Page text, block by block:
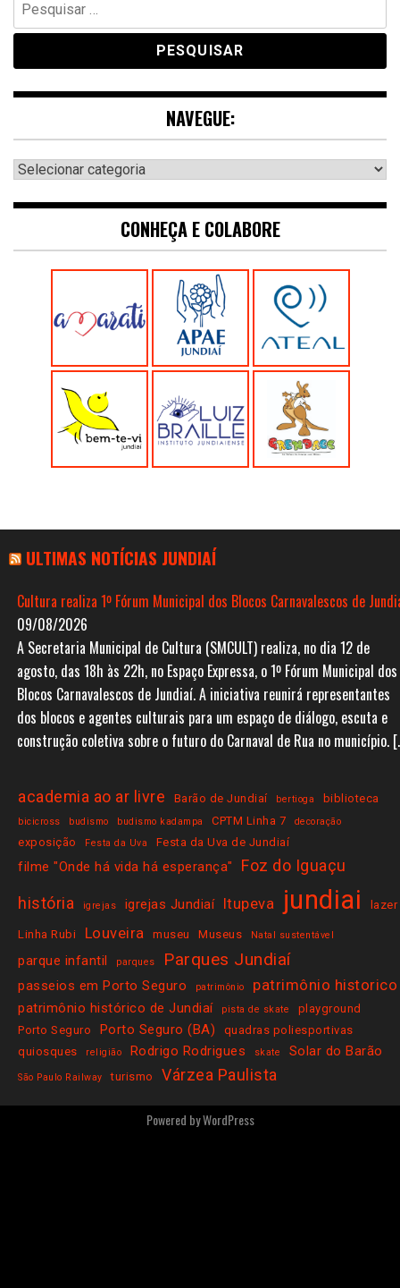
por:
NAVEGUE:
Navegue:
CONHEÇA E COLABORE
ULTIMAS NOTÍCIAS JUNDIAÍ
Cultura realiza 1º Fórum Municipal dos Blocos Carnavalescos de
09/08/2026
A Secretaria Municipal de Cultura (SMCULT) realiza, no dia 12 de
agosto, das 18h às 22h, no Espaço Expressa, o 1º Fórum Municipal dos
Blocos Carnavalescos de Jundiaí. A iniciativa reunirá representantes
dos blocos e agentes culturais para um espaço de diálogo, escuta e
construção coletiva sobre o futuro do Carnaval de Rua no município.
academia ao ar livre Barão de Jundiaí bertioga biblioteca
bicicross budismo budismo kadampa CPTM Linha 7 decoração
exposição Festa da Uva Festa da Uva de Jundiaí
filme "Onde há vida há esperança"
Foz do Iguaçu
história
igrejas igrejas Jundiaí Itupeva jundiai lazer
Linha Rubi Louveira museu Museus Natal sustentável
parque infantil parques Parques Jundiaí
passeios em Porto Seguro patrimônio patrimônio historico
patrimônio histórico de Jundiaí pista de skate
playground
Porto Seguro
Porto Seguro (BA)
quadras poliesportivas
quiosques
religião Rodrigo Rodrigues skate Solar do Barão
São Paulo Railway turismo Várzea Paulista
Powered byWordPress